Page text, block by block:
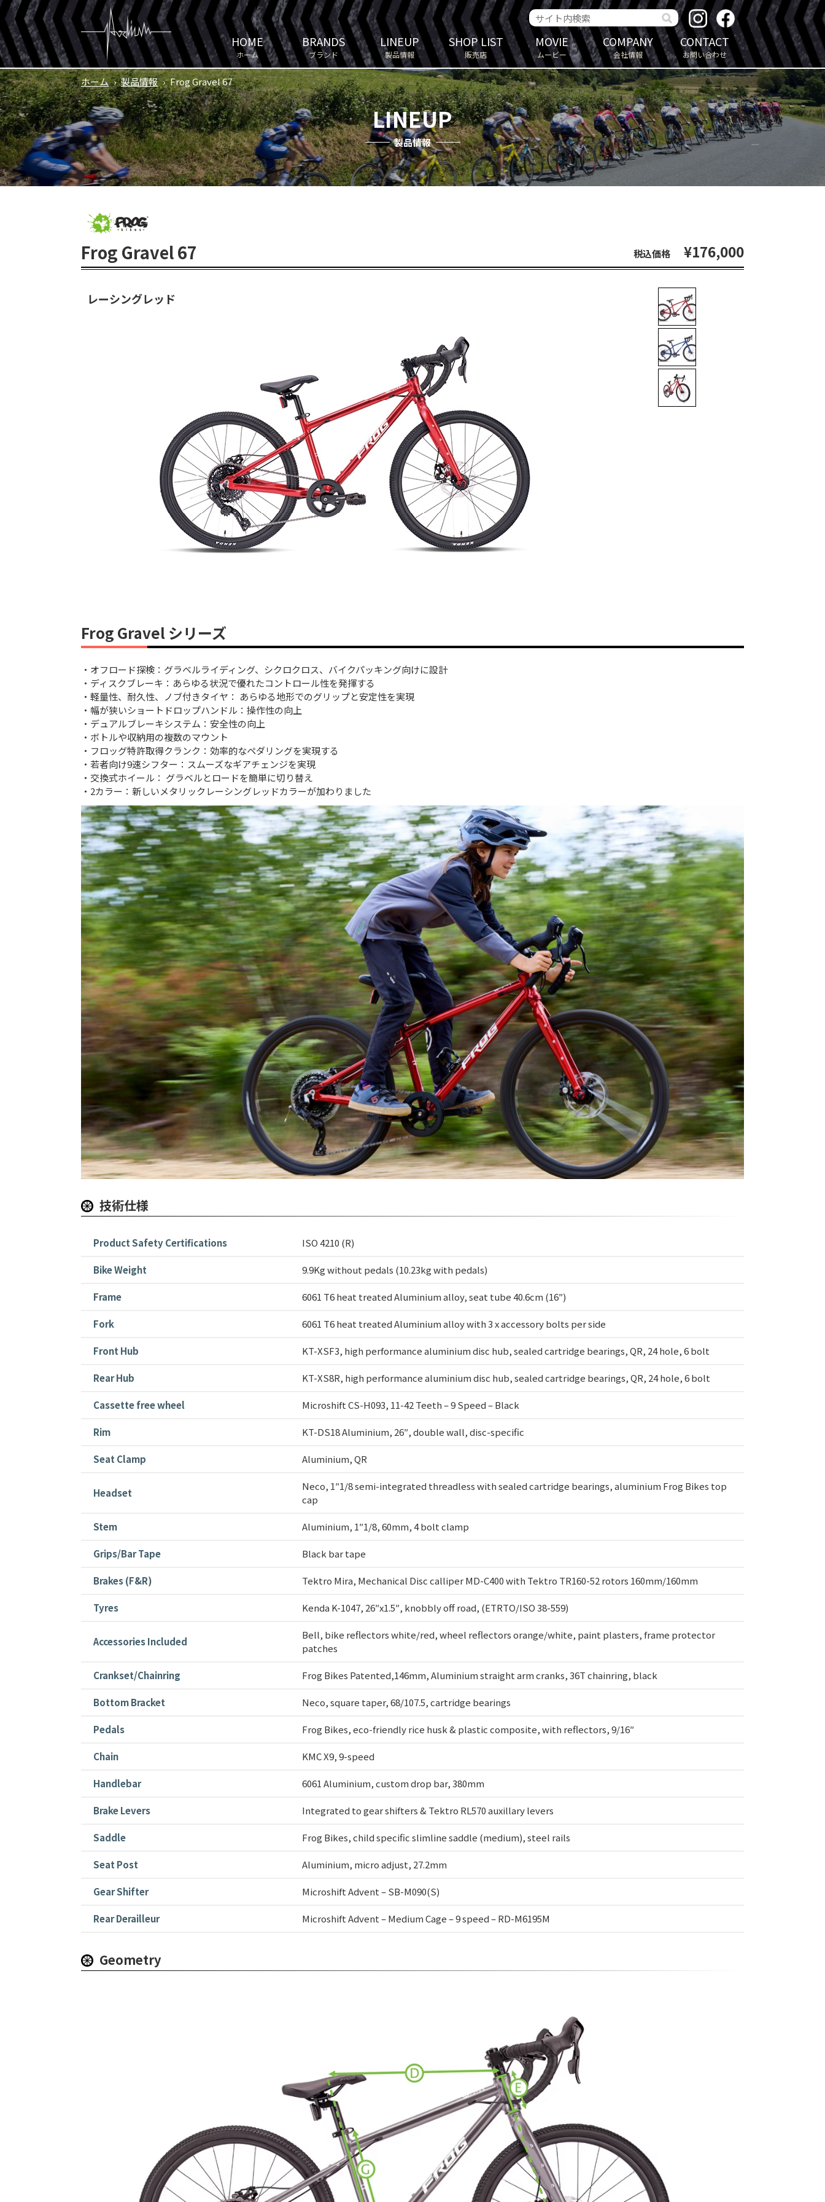
HOME
ホーム
BRANDS
ブランド
LINEUP
製品情報
SHOP LIST
販売店
MOVIE
ムービー
COMPANY
会社情報
CONTACT
お問い合わせ
ホーム › 製品情報 › Frog Gravel 67
LINEUP
製品情報
Frog Gravel 67 税込価格 ¥176,000
レーシングレッド
Frog Gravel シリーズ
・オフロード探検：グラベルライディング、シクロクロス、バイクパッキング向けに設計
・ディスクブレーキ：あらゆる状況で優れたコントロール性を発揮する
・軽量性、耐久性、ノブ付きタイヤ： あらゆる地形でのグリップと安定性を実現
・幅が狭いショートドロップハンドル：操作性の向上
・デュアルブレーキシステム：安全性の向上
・ボトルや収納用の複数のマウント
・フロッグ特許取得クランク：効率的なペダリングを実現する
・若者向け9速シフター：スムーズなギアチェンジを実現
・交換式ホイール： グラベルとロードを簡単に切り替え
・2カラー：新しいメタリックレーシングレッドカラーが加わりました
技術仕様
Product Safety Certifications ISO 4210 (R)
Bike Weight 9.9Kg without pedals (10.23kg with pedals)
Frame 6061 T6 heat treated Aluminium alloy, seat tube 40.6cm (16″)
Fork 6061 T6 heat treated Aluminium alloy with 3 x accessory bolts per side
Front Hub KT-XSF3, high performance aluminium disc hub, sealed cartridge bearings, QR, 24 hole, 6 bolt
Rear Hub KT-XS8R, high performance aluminium disc hub, sealed cartridge bearings, QR, 24 hole, 6 bolt
Cassette free wheel Microshift CS-H093, 11-42 Teeth – 9 Speed – Black
Rim KT-DS18 Aluminium, 26″, double wall, disc-specific
Seat Clamp Aluminium, QR
Headset
Neco, 1″1/8 semi-integrated threadless with sealed cartridge bearings, aluminium Frog Bikes top
cap
Stem Aluminium, 1″1/8, 60mm, 4 bolt clamp
Grips/Bar Tape Black bar tape
Brakes (F&R) Tektro Mira, Mechanical Disc calliper MD-C400 with Tektro TR160-52 rotors 160mm/160mm
Tyres Kenda K-1047, 26″x1.5″, knobbly off road, (ETRTO/ISO 38-559)
Accessories Included
Bell, bike reflectors white/red, wheel reflectors orange/white, paint plasters, frame protector
patches
Crankset/Chainring Frog Bikes Patented,146mm, Aluminium straight arm cranks, 36T chainring, black
Bottom Bracket Neco, square taper, 68/107.5, cartridge bearings
Pedals Frog Bikes, eco-friendly rice husk & plastic composite, with reflectors, 9/16″
Chain KMC X9, 9-speed
Handlebar 6061 Aluminium, custom drop bar, 380mm
Brake Levers Integrated to gear shifters & Tektro RL570 auxillary levers
Saddle Frog Bikes, child specific slimline saddle (medium), steel rails
Seat Post Aluminium, micro adjust, 27.2mm
Gear Shifter Microshift Advent – SB-M090(S)
Rear Derailleur Microshift Advent – Medium Cage – 9 speed – RD-M6195M
Geometry